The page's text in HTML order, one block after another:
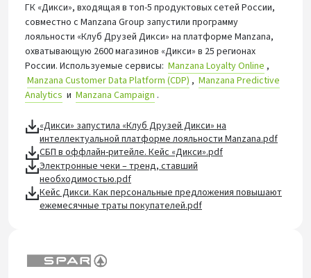
ГК «Дикси», входящая в топ-5 продуктовых сетей России,
совместно с Manzana Group запустили программу
лояльности «Клуб Друзей Дикси» на платформе Manzana,
охватывающую 2600 магазинов «Дикси» в 25 регионах
России. Используемые сервисы: Manzana Loyalty Online ,
Manzana Customer Data Platform (CDP) , Manzana Predictive
Analytics и Manzana Campaign .
«Дикси» запустила «Клуб Друзей Дикси» на
интеллектуальной платформе лояльности Manzana.pdf
СБП в оффлайн-ритейле. Кейс «Дикси».pdf
Электронные чеки – тренд, ставший
необходимостью.pdf
Кейс Дикси. Как персональные предложения повышают
ежемесячные траты покупателей.pdf